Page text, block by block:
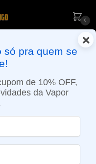
0
(SEG A SEX): PEDIDOS
MOTOBOY
×
só pra quem se
de 10% OFF,
da Vapor